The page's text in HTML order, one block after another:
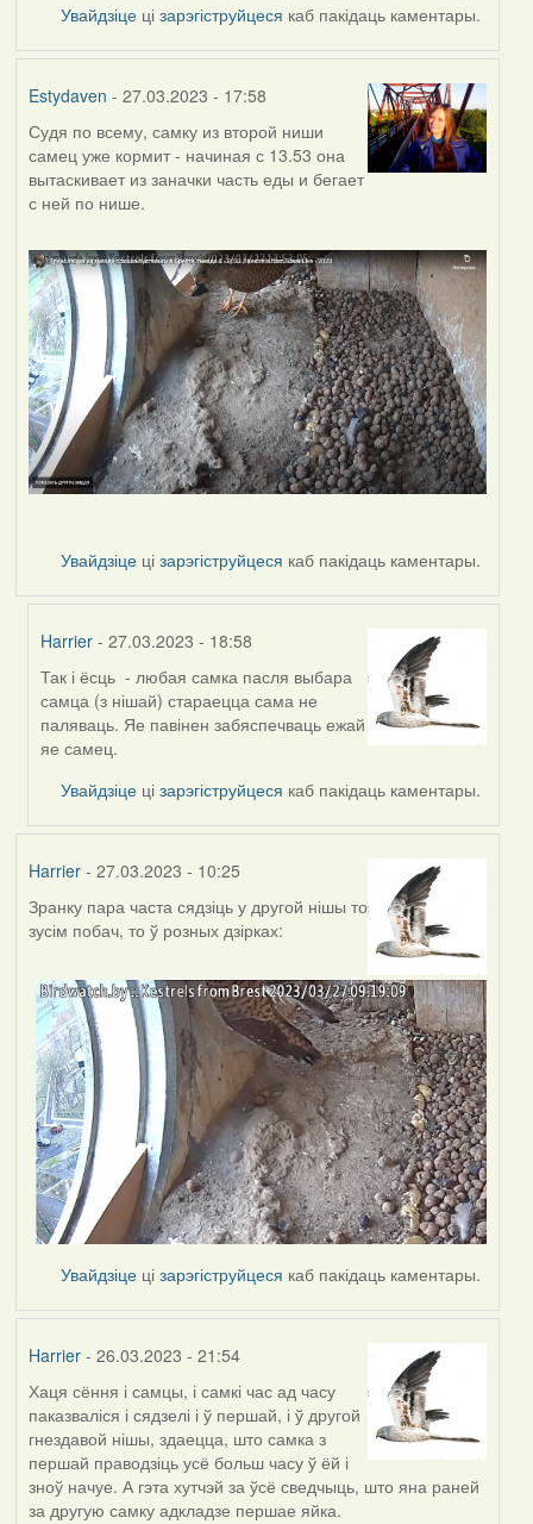
Увайдзіце цізарэгіструйцеся каб пакідаць каментары.
Estydaven - 27.03.2023 - 17:58
Судя по всему, самку из второй ниши
самец уже кормит - начиная с 13.53 она
вытаскивает из заначки часть еды и бегает
с ней по нише.
Увайдзіце цізарэгіструйцеся каб пакідаць каментары.
Harrier - 27.03.2023 - 18:58
In
reply
to
by
Estydaven
Так і ёсць - любая самка пасля выбара
самца (з нішай) стараецца сама не
паляваць. Яе павінен забяспечваць ежай
яе самец.
Увайдзіце цізарэгіструйцеся каб пакідаць каментары.
Harrier- 27.03.2023 - 10:25
Зранку пара часта сядзіць у другой нішы то
зусім побач, то ў розных дзірках:
Увайдзіце цізарэгіструйцеся каб пакідаць каментары.
Harrier- 26.03.2023 - 21:54
Хаця сёння і самцы, і самкі час ад часу
паказваліся і сядзелі і ў першай, і ў другой
гнездавой нішы, здаецца, што самка з
першай праводзіць усё больш часу ў ёй і
зноў начуе. А гэта хутчэй за ўсё сведчыць, што яна раней
за другую самку адкладзе першае яйка.